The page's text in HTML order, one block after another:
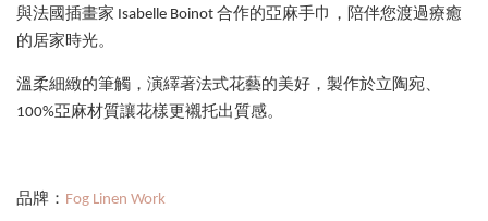
與法國插畫家 Isabelle Boinot 合作的亞麻手巾，陪伴您渡過療癒
的居家時光。
溫柔細緻的筆觸，演繹著法式花藝的美好，製作於立陶宛、
100%亞麻材質讓花樣更襯托出質感。
品牌： Fog Linen Work